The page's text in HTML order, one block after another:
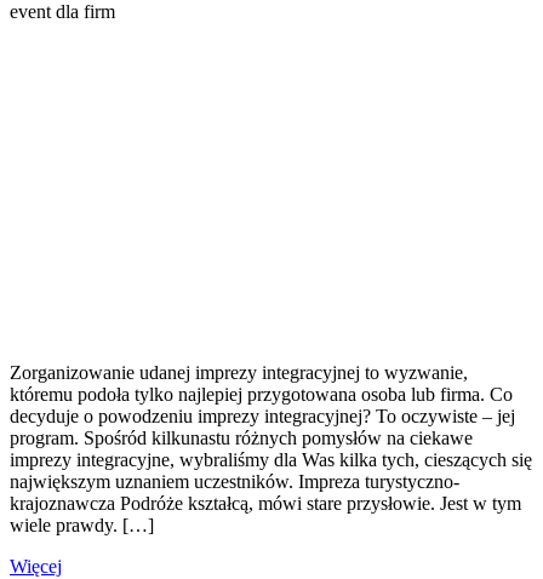
event dla firm
Zorganizowanie udanej imprezy integracyjnej to wyzwanie,
któremu podoła tylko najlepiej przygotowana osoba lub firma. Co
decyduje o powodzeniu imprezy integracyjnej? To oczywiste – jej
program. Spośród kilkunastu różnych pomysłów na ciekawe
imprezy integracyjne, wybraliśmy dla Was kilka tych, cieszących się
największym uznaniem uczestników. Impreza turystyczno-
krajoznawcza Podróże kształcą, mówi stare przysłowie. Jest w tym
wiele prawdy. […]
Więcej